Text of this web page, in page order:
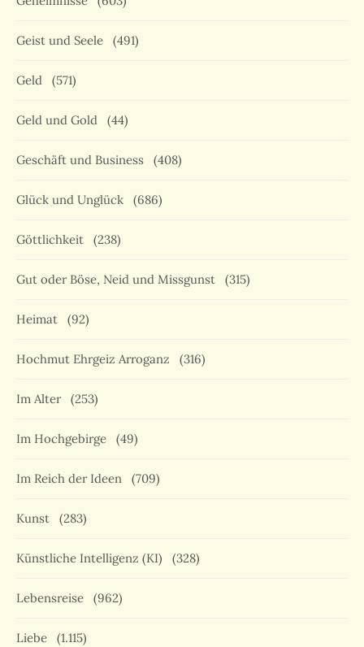
Geist und Seele (491)
Geld (571)
Geld und Gold (44)
Geschäft und Business (408)
Glück und Unglück (686)
Göttlichkeit (238)
Gut oder Böse, Neid und Missgunst (315)
Heimat (92)
Hochmut Ehrgeiz Arroganz (316)
Im Alter (253)
Im Hochgebirge (49)
Im Reich der Ideen (709)
Kunst (283)
Künstliche Intelligenz (KI) (328)
Lebensreise (962)
Liebe (1.115)